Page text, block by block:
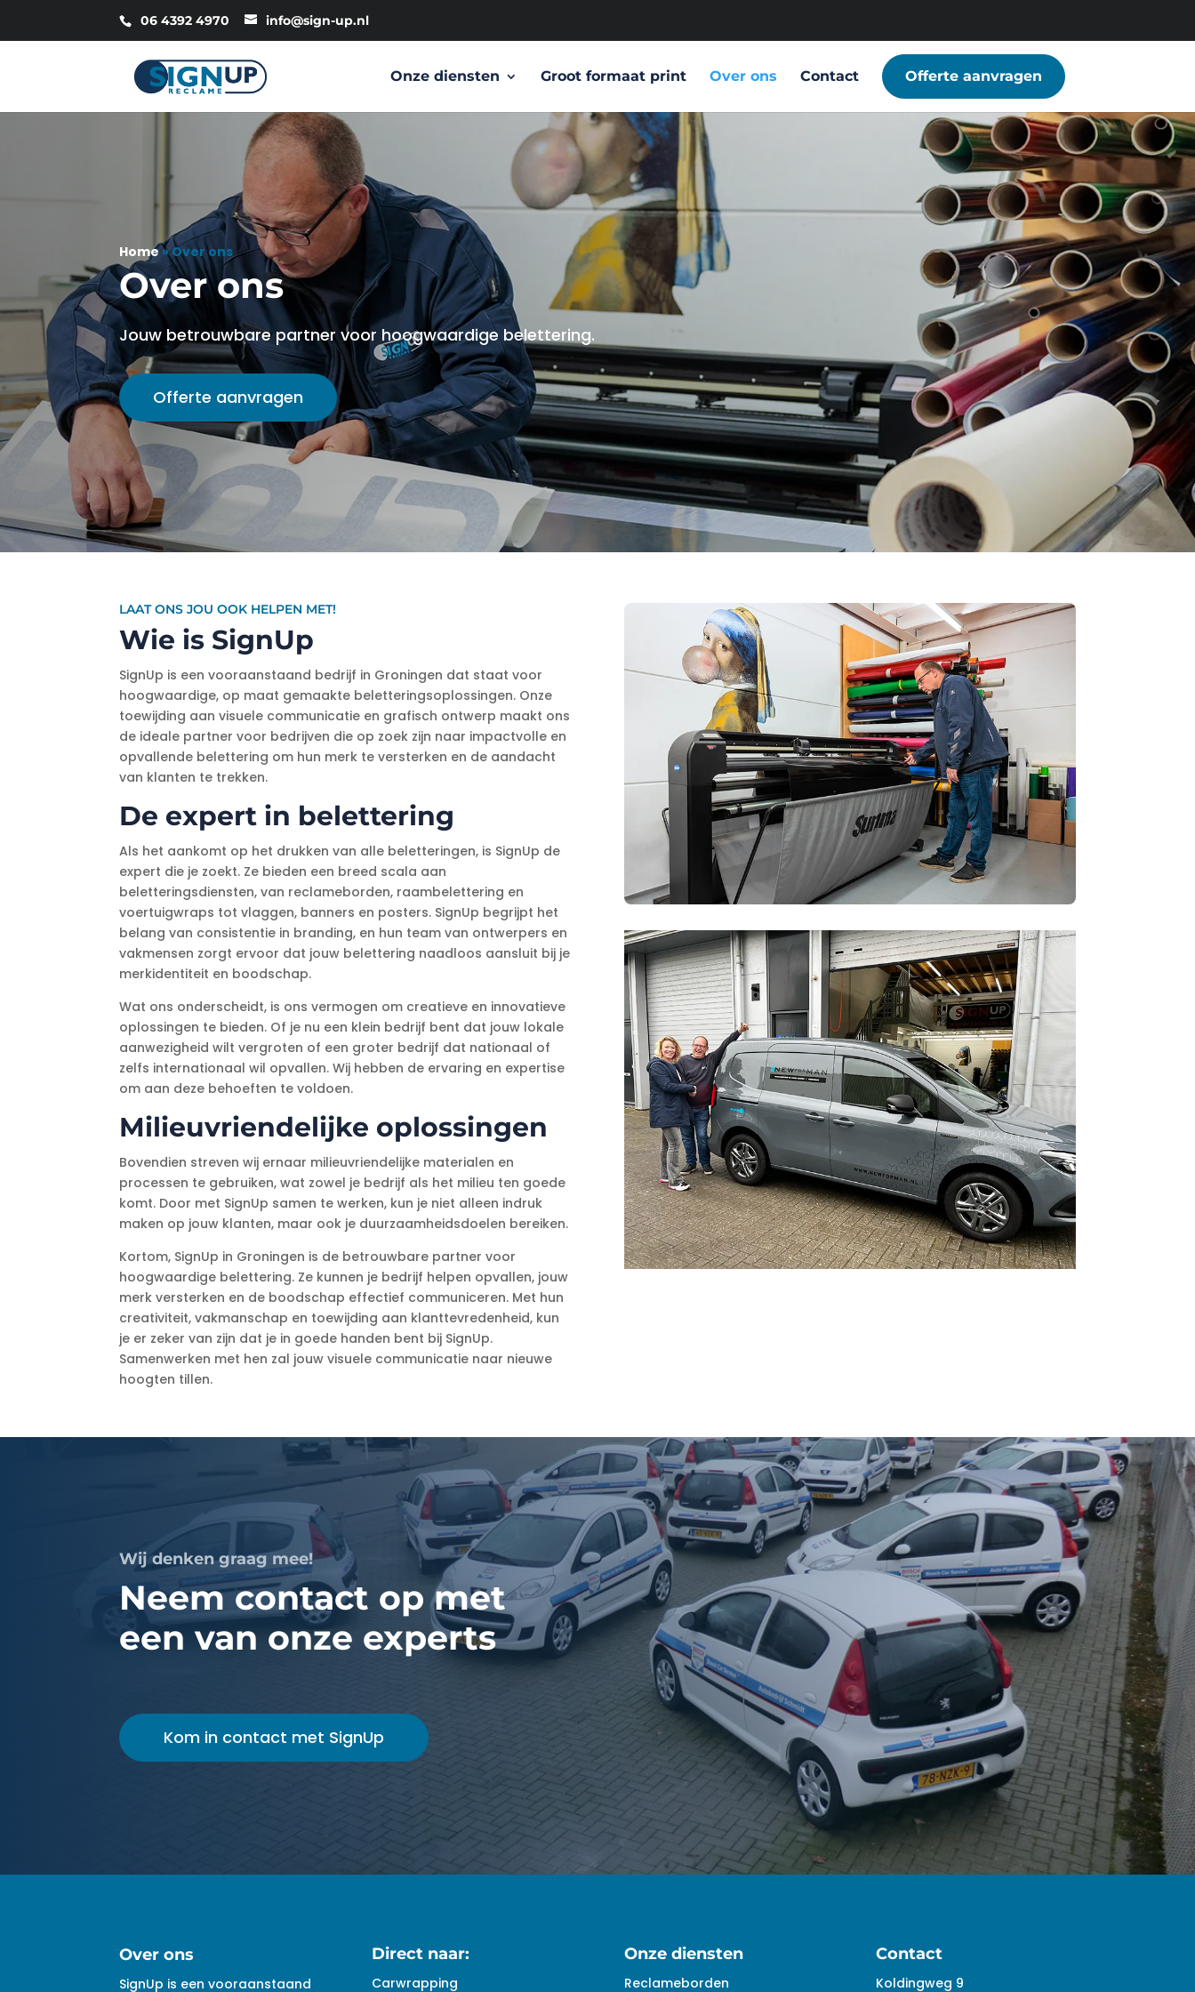
06 4392 4970 info@sign-up.nl
Onze diensten Groot formaat print Over ons Contact Offerte aanvragen
Home»Over ons
Over ons
Jouw betrouwbare partner voor hoogwaardige belettering.
Offerte aanvragen
LAAT ONS JOU OOK HELPEN MET!
Wie is SignUp
SignUp is een vooraanstaand bedrijf in Groningen dat staat voor
hoogwaardige, op maat gemaakte beletteringsoplossingen. Onze
toewijding aan visuele communicatie en grafisch ontwerp maakt ons
de ideale partner voor bedrijven die op zoek zijn naar impactvolle en
opvallende belettering om hun merk te versterken en de aandacht
van klanten te trekken.
De expert in belettering
Als het aankomt op het drukken van alle beletteringen, is SignUp de
expert die je zoekt. Ze bieden een breed scala aan
beletteringsdiensten, van reclameborden, raambelettering en
voertuigwraps tot vlaggen, banners en posters. SignUp begrijpt het
belang van consistentie in branding, en hun team van ontwerpers en
vakmensen zorgt ervoor dat jouw belettering naadloos aansluit bij je
merkidentiteit en boodschap.
Wat ons onderscheidt, is ons vermogen om creatieve en innovatieve
oplossingen te bieden. Of je nu een klein bedrijf bent dat jouw lokale
aanwezigheid wilt vergroten of een groter bedrijf dat nationaal of
zelfs internationaal wil opvallen. Wij hebben de ervaring en expertise
om aan deze behoeften te voldoen.
Milieuvriendelijke oplossingen
Bovendien streven wij ernaar milieuvriendelijke materialen en
processen te gebruiken, wat zowel je bedrijf als het milieu ten goede
komt. Door met SignUp samen te werken, kun je niet alleen indruk
maken op jouw klanten, maar ook je duurzaamheidsdoelen bereiken.
Kortom, SignUp in Groningen is de betrouwbare partner voor
hoogwaardige belettering. Ze kunnen je bedrijf helpen opvallen, jouw
merk versterken en de boodschap effectief communiceren. Met hun
creativiteit, vakmanschap en toewijding aan klanttevredenheid, kun
je er zeker van zijn dat je in goede handen bent bij SignUp.
Samenwerken met hen zal jouw visuele communicatie naar nieuwe
hoogten tillen.
Wij denken graag mee!
Neem contact op met
een van onze experts
Kom in contact met SignUp
Over ons
SignUp is een vooraanstaand
Direct naar:
Carwrapping
Onze diensten
Reclameborden
Contact
Koldingweg 9